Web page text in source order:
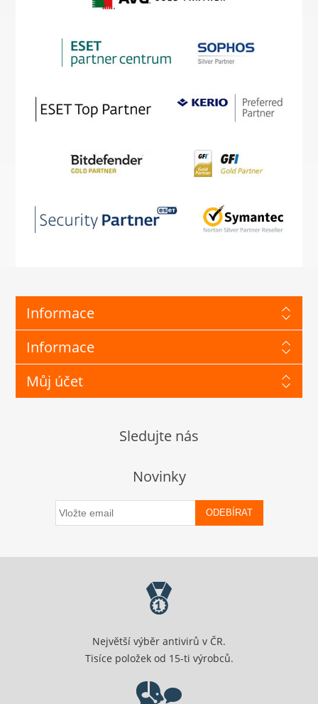
Informace
Informace
Můj účet
Sledujte nás
Novinky
ODEBÍRAT
Největší výběr antivirů v ČR.
Tisíce položek od 15-ti výrobců.